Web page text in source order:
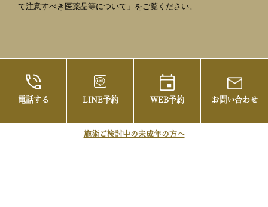
電話する LINE予約 WEB予約 お問い合わせ
施術ご検討中の未成年の方へ
て注意すべき医薬品等について」をご覧ください。
らお茶の水美容形成クリニック